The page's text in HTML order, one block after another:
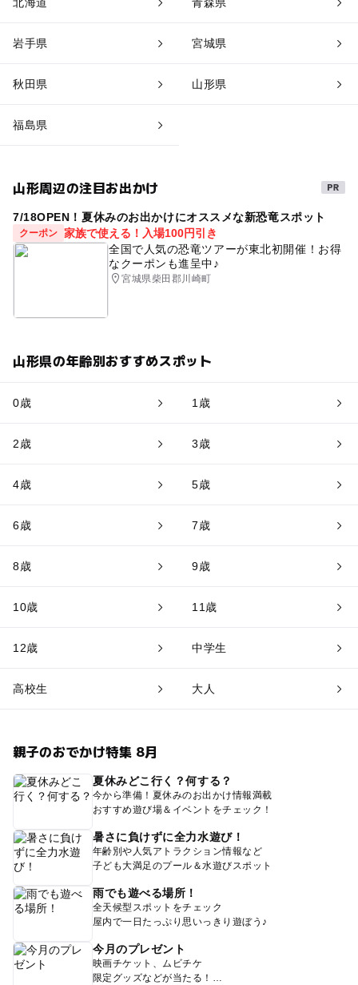
岩手県 宮城県
秋田県 山形県
福島県
山形周辺の注目お出かけ
7/18OPEN！夏休みのお出かけにオススメな新恐竜スポット
クーポン 家族で使える！入場100円引き
全国で人気の恐竜ツアーが東北初開催！お得
なクーポンも進呈中♪
宮城県柴田郡川崎町
山形県の年齢別おすすめスポット
0歳 1歳
2歳 3歳
4歳 5歳
6歳 7歳
8歳 9歳
10歳 11歳
12歳 中学生
高校生 大人
親子のおでかけ特集 8月
夏休みどこ行く？何する？
今から準備！夏休みのお出かけ情報満載
おすすめ遊び場＆イベントをチェック！
暑さに負けずに全力水遊び！
年齢別や人気アトラクション情報など
子ども大満足のプール＆水遊びスポット
雨でも遊べる場所！
全天候型スポットをチェック
屋内で一日たっぷり思いっきり遊ぼう♪
今月のプレゼント
映画チケット、ムビチケ
限定グッズなどが当たる！